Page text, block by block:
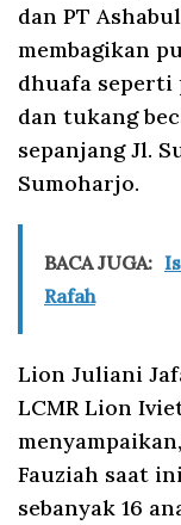
dan PT
membagikan
dhuafa seperti
dan tukang
sepanjang Jl.
Sumoharjo.
BACA JUGA:
Rafah
Lion Juliani
LCMR Lion
Fauziah saat
sebanyak 16